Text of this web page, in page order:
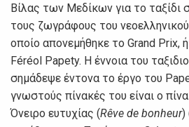
Βίλας των Μεδίκων για το ταξίδι
τους ζωγράφους του
οποίο απονεμήθηκε το Grand Prix,
Féréol Papety. Η έννοια του
σημάδεψε έντονα το έργο του
γνωστούς πίνακές του είναι ο
Όνειρο ευτυχίας (Rêve de bonheur)